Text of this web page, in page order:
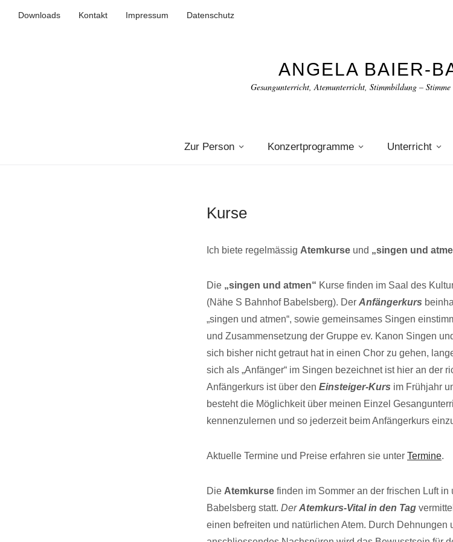
Downloads Kontakt Impressum Datenschutz
ANGELA BAIER-
Gesangunterricht, Atemunterricht, Stimmbildung –
Zur Person Konzertprogramme Unterricht
Kurse
Ich biete regelmässig Atemkurse und „singen und
Die „singen und atmen“ Kurse finden im Saal des
(Nähe S Bahnhof Babelsberg). Der Anfängerkurs
„singen und atmen“, sowie gemeinsames Singen
und Zusammensetzung der Gruppe ev. Kanon Singen
sich bisher nicht getraut hat in einen Chor zu gehen,
sich als „Anfänger“ im Singen bezeichnet ist hier an der
Anfängerkurs ist über den Einsteiger-Kurs im Frühjahr
besteht die Möglichkeit über meinen Einzel
kennenzulernen und so jederzeit beim Anfängerkurs
Aktuelle Termine und Preise erfahren sie unter Termine.
Die Atemkurse finden im Sommer an der frischen Luft
Babelsberg statt. DerAtemkurs-Vital in den Tag
einen befreiten und natürlichen Atem. Durch Dehnungen